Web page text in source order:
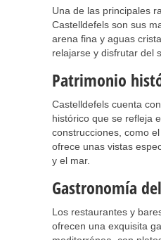
Una de las principales
Castelldefels son sus
arena fina y aguas
relajarse y disfrutar del
Patrimonio
Castelldefels cuenta
histórico que se refleja
construcciones, como
ofrece unas vistas
y el mar.
Gastronomía
Los restaurantes y
ofrecen una exquisita